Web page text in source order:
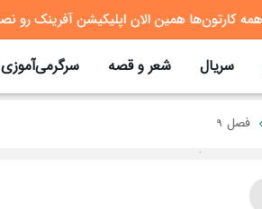
سریال شعر و قصه سرگرمی‌آموزی
فصل 9